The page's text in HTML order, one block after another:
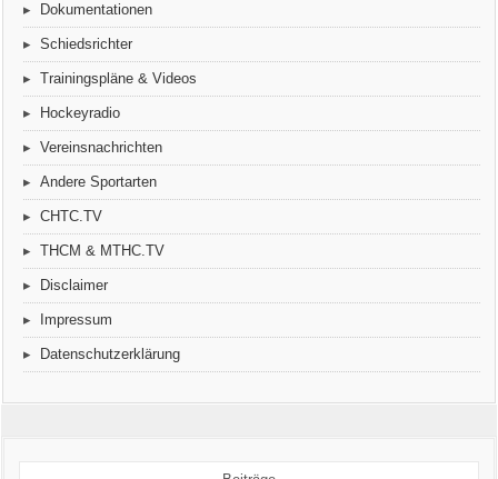
Dokumentationen
Schiedsrichter
Trainingspläne & Videos
Hockeyradio
Vereinsnachrichten
Andere Sportarten
CHTC.TV
THCM & MTHC.TV
Disclaimer
Impressum
Datenschutzerklärung